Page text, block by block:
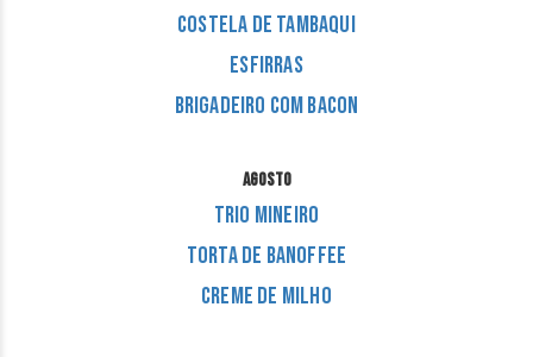
Costela de Tambaqui
Esfirras
Brigadeiro com Bacon
AGOSTO
Trio Mineiro
Torta de Banoffee
Creme de Milho